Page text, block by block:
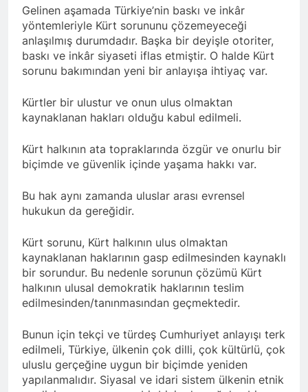
2 Yıl Ago
HAK-PAR Heyeti Van ve
Tatvan’ı ziyaret etti.
2 Yıl Ago
Gar Katliamının
üzerinden 9 yıl geçti
2 Yıl Ago
Hak ve Özgürlükler Partisi
HAK-PAR Bingöl İl’i 3.
09.EKİM.2024 günü saat 10-
12.00 arası yapıldı.
2 Yıl Ago
Bölge gezisini sürdüren
HAK-PAR Genel başkanı
Aşireti Derneğini ziyaret etti
2 Yıl Ago
HAK-PAR DİYARBAKIR 10.
KONGRESİNİ
DİYARBAKIR İL TEŞKİATI 10.
KONGRESİ 6 Ekim 2024
tarihinde gazeteciler
cemiyeti toplantı salonunda
yapıldı.
HAK-PAR PM; Hak ve
Özgürlükler Partisi-HAK-PAR,
05 Ekim 2024 tarihinde
Diyarbakır’da yaptığı Parti
Meclisi toplantısında
görüştü ve aşağıdaki bildiriyi
kamuoyu ile paylaşmayı
kararlaştırdı.
2 Yıl Ago
Kürdistan özgürlük
mücadelesinin
kurucusu ve eski Irak
Cumhurbaşkanı Celal
Talabani ‘in, Almanya’da
yaşama veda edişinin
üzerinden 7 yıl geçti.
HAK-PAR Bingöl İl’i
Solhan İlçe kongresi
gerçekleştirildi.
2 Yıl Ago
HAK-PAR Bingöl il’i,
Gelinen aşamada Türkiye’nin baskı ve inkâr
yöntemleriyle Kürt sorununu çözemeyeceği
anlaşılmış durumdadır. Başka bir deyişle otoriter,
baskı ve inkâr siyaseti iflas etmiştir. O halde Kürt
sorunu bakımından yeni bir anlayışa ihtiyaç var.
Kürtler bir ulustur ve onun ulus olmaktan
kaynaklanan hakları olduğu kabul edilmeli.
Kürt halkının ata topraklarında özgür ve onurlu bir
biçimde ve güvenlik içinde yaşama hakkı var.
Bu hak aynı zamanda uluslar arası evrensel
hukukun da gereğidir.
Kürt sorunu, Kürt halkının ulus olmaktan
kaynaklanan haklarının gasp edilmesinden kaynaklı
bir sorundur. Bu nedenle sorunun çözümü Kürt
halkının ulusal demokratik haklarının teslim
edilmesinden/tanınmasından geçmektedir.
Bunun için tekçi ve türdeş Cumhuriyet anlayışı terk
edilmeli, Türkiye, ülkenin çok dilli, çok kültürlü, çok
uluslu gerçeğine uygun bir biçimde yeniden
yapılanmalıdır. Siyasal ve idari sistem ülkenin etnik